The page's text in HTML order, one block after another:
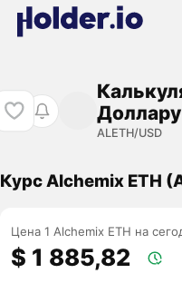
Доллару
ALETH/USD
Курс Alchemix ETH
Цена 1 Alchemix ETH на
$ 1 885,82